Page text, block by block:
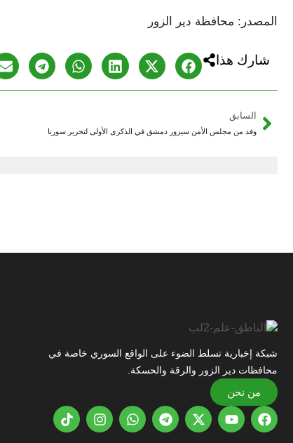
المصدر: محافظة دير الزور
شارك هذا
السابق
وفد من مجلس الأمن سيزور دمشق في الذكرى الأولى لتحرير سوريا
شبكة إخبارية تسلط الضوء على الواقع السوري خاصة في
محافظات دير الزور والرقة والحسكة.
من نحن